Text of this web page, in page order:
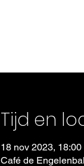
Tijd en
18 nov 2023, 18:00
Café de